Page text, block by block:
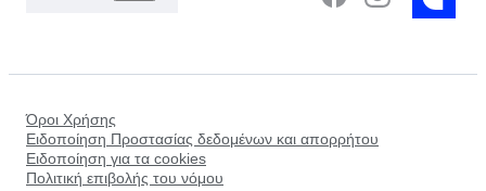
Όροι Χρήσης
Ειδοποίηση Προστασίας δεδομένων και απορρήτου
Ειδοποίηση για τα cookies
Πολιτική επιβολής του νόμου